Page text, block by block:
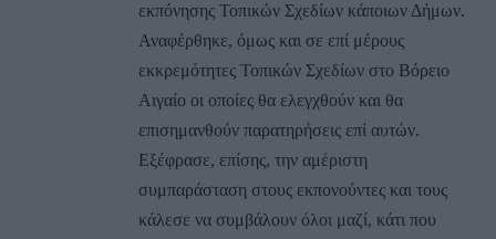
εκπόνησης Τοπικών Σχεδίων κάποιων Δήμων.
Αναφέρθηκε, όμως και σε επί μέρους
εκκρεμότητες Τοπικών Σχεδίων στο Βόρειο
Αιγαίο οι οποίες θα ελεγχθούν και θα
επισημανθούν παρατηρήσεις επί αυτών.
Εξέφρασε, επίσης, την αμέριστη
συμπαράσταση στους εκπονούντες και τους
κάλεσε να συμβάλουν όλοι μαζί, κάτι που